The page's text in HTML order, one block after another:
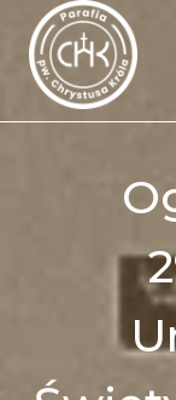
Przejdź
treści